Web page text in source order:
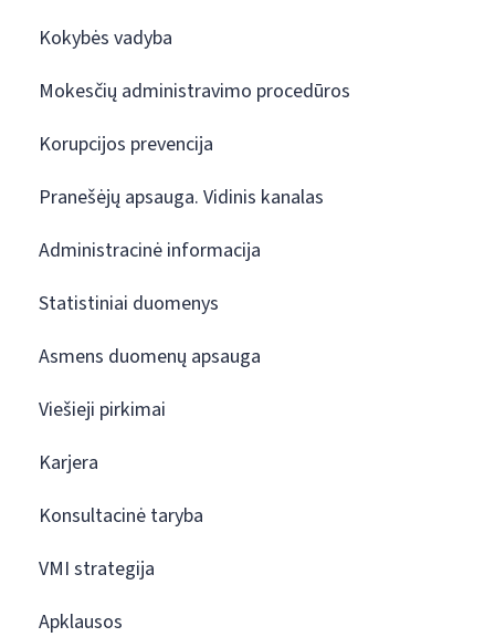
Kokybės vadyba
Mokesčių administravimo procedūros
Korupcijos prevencija
Pranešėjų apsauga. Vidinis kanalas
Administracinė informacija
Statistiniai duomenys
Asmens duomenų apsauga
Viešieji pirkimai
Karjera
Konsultacinė taryba
VMI strategija
Apklausos